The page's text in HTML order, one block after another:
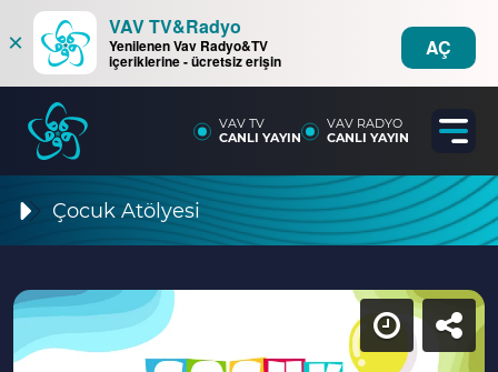
×
VAV TV&Radyo
Yenilenen Vav Radyo&TV
içeriklerine - ücretsiz erişin
AÇ
VAV TV
CANLI YAYIN
VAV RADYO
CANLI YAYIN
Çocuk Atölyesi